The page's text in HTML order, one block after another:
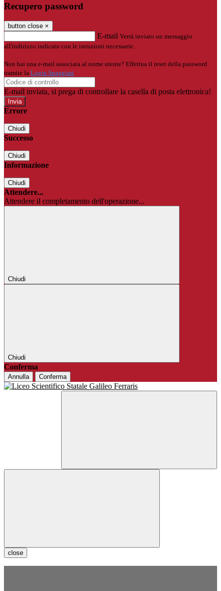
Recupero password
button close ×
E-mail Verrà inviato un messaggio
all'indirizzo indicato con le istruzioni necessarie.
Non hai una e-mail associata al nome utente? Effettua il reset della password
tramite la Login Spaggiari
E-mail inviata, si prega di controllare la casella di posta elettronica!
Errore
Chiudi
Successo
Chiudi
Informazione
Chiudi
Attendere...
Attendere il completamento dell'operazione...
Chiudi
Chiudi
Conferma
Annulla Conferma
close